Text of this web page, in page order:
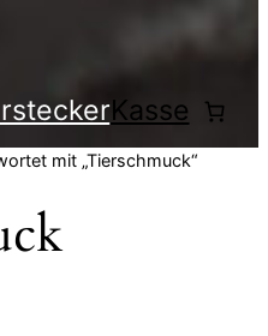
Kasse
mit „Tierschmuck“